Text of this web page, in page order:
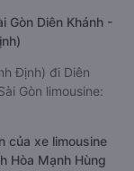
Gòn Diên Khánh -
Định) đi Diên
Gòn limousine:
của xe limousine
Hòa Mạnh Hùng